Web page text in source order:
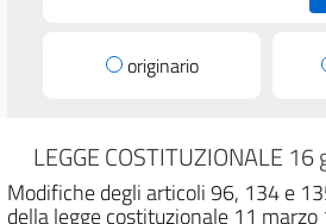
originario
LEGGE COSTITUZIONALE
Modifiche degli articoli 96, 134 e
della legge costituzionale 11